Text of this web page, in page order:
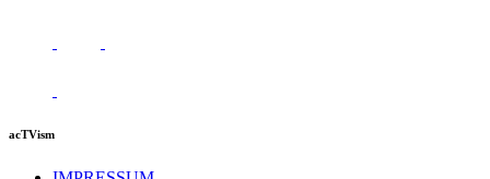
acTVism